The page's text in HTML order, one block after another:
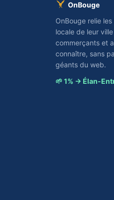
OnBouge
OnBouge relie
locale de leur
commerçants et
connaître, sans
géants du web.
🌱 1% → Élan-